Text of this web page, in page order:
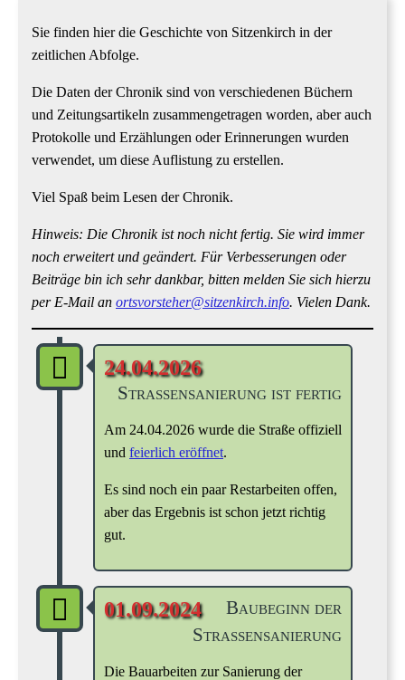
Sie finden hier die Geschichte von Sitzenkirch in der
zeitlichen Abfolge.
Die Daten der Chronik sind von verschiedenen Büchern
und Zeitungsartikeln zusammengetragen worden, aber auch
Protokolle und Erzählungen oder Erinnerungen wurden
verwendet, um diese Auflistung zu erstellen.
Viel Spaß beim Lesen der Chronik.
Hinweis: Die Chronik ist noch nicht fertig. Sie wird immer
noch erweitert und geändert. Für Verbesserungen oder
Beiträge bin ich sehr dankbar, bitten melden Sie sich hierzu
per E-Mail an ortsvorsteher@sitzenkirch.info. Vielen Dank.
24.04.2026
Straßensanierung ist fertig
Am 24.04.2026 wurde die Straße offiziell
und feierlich eröffnet.
Es sind noch ein paar Restarbeiten offen,
aber das Ergebnis ist schon jetzt richtig
gut.
01.09.2024
Baubeginn der
Straßensanierung
Die Bauarbeiten zur Sanierung der